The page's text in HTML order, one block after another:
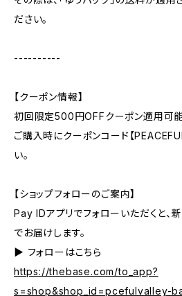
ださい。
----------
【クーポン情報】
初回限定500円OFFクーポン適用可能
ご購入時にクーポンコード【
い。
【ショップフォローのご案内】
Pay IDアプリでフォローいただくと、
でお届けします。
▶︎ フォローはこちら
https://thebase.com/to_app?
s=shop&shop_id=pcefulvalley-